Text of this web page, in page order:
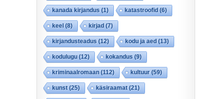
kanada kirjandus(1) katastroofid(6)
keel(8) kirjad(7)
kirjandusteadus(12) kodu ja aed(13)
kodulugu(12) kokandus(9)
kriminaalromaan(112) kultuur(59)
kunst(25) käsiraamat(21)